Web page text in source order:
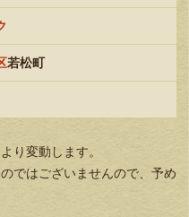
若松町
り変動します。
ではございませんので、予め